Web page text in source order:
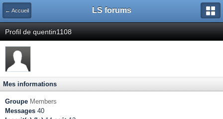
← Accueil LS forums
Profil de quentin1108
Mes informations
Groupe Members
Messages 40